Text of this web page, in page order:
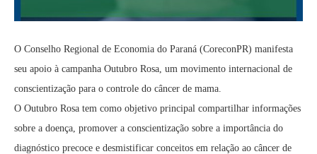
O Conselho Regional de Economia do Paraná (CoreconPR) manifesta
seu apoio à campanha Outubro Rosa, um movimento internacional de
conscientização para o controle do câncer de mama.
O Outubro Rosa tem como objetivo principal compartilhar informações
sobre a doença, promover a conscientização sobre a importância do
diagnóstico precoce e desmistificar conceitos em relação ao câncer de